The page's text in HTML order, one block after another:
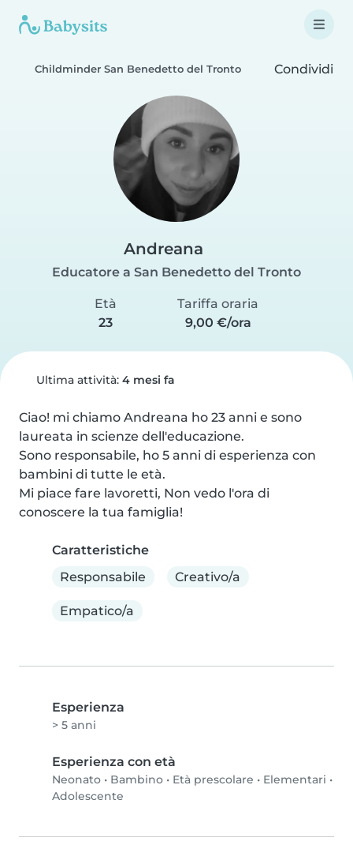
Childminder San Benedetto del Tronto Condividi
Andreana
Educatore a San Benedetto del Tronto
Età
23
Tariffa oraria
9,00 €/ora
Ultima attività: 4 mesi fa
Ciao! mi chiamo Andreana ho 23 anni e sono
laureata in scienze dell'educazione.
Sono responsabile, ho 5 anni di esperienza con
bambini di tutte le età.
Mi piace fare lavoretti, Non vedo l'ora di
conoscere la tua famiglia!
Caratteristiche
Responsabile
Creativo/a
Empatico/a
Esperienza
> 5 anni
Esperienza con età
Neonato • Bambino • Età prescolare • Elementari •
Adolescente